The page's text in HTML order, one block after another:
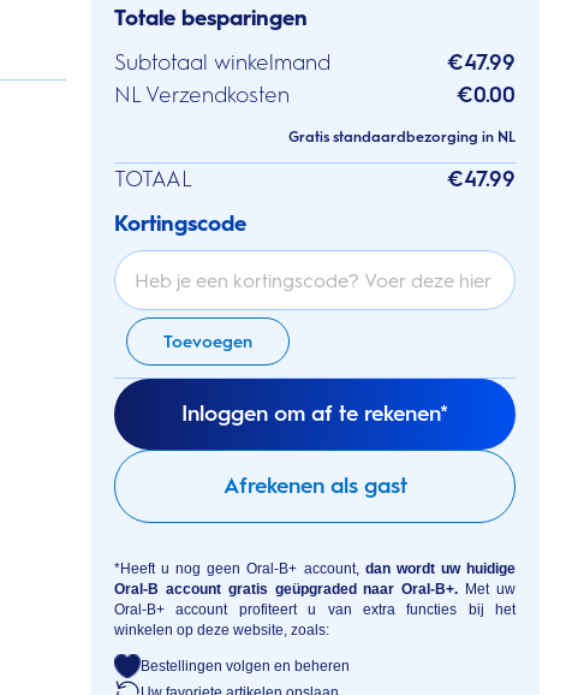
Totale besparingen
Subtotaal winkelmand
€47.99
NL Verzendkosten
€0.00
Gratis standaardbezorging in NL
TOTAAL
€47.99
Kortingscode
Toevoegen
Inloggen om af te rekenen*
Afrekenen als gast
*Heeft u nog geen Oral-B+ account, dan wordt uw huidige
Oral-B account gratis geüpgraded naar Oral-B+. Met uw
Oral-B+ account profiteert u van extra functies bij het
winkelen op deze website, zoals:
Bestellingen volgen en beheren